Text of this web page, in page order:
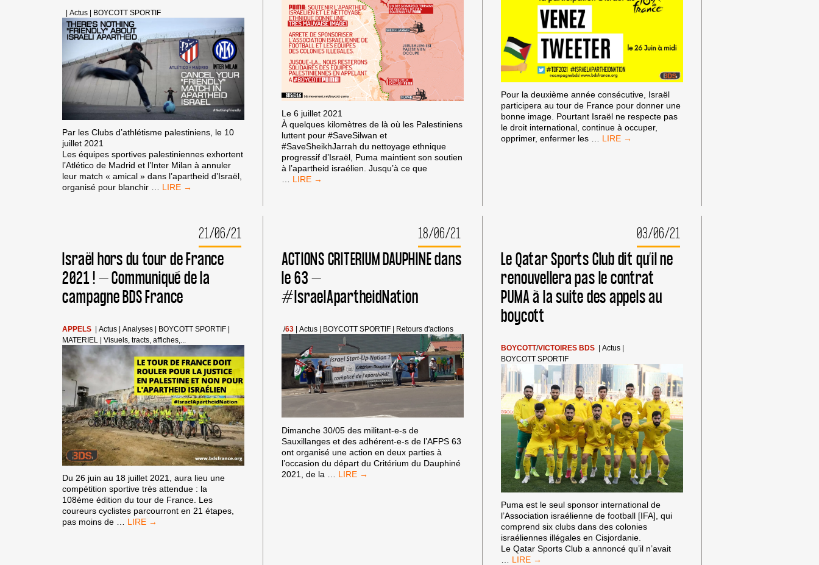
|Actus BOYCOTT SPORTIF
Par les Clubs d’athlétisme palestiniens, le 10
juillet 2021
Les équipes sportives palestiniennes exhortent
l’Atlético de Madrid et l’Inter Milan à annuler
leur match « amical » dans l’apartheid d’Israël,
organisé pour blanchir
200
L’ATLÉTICO
L’INTER :
«
ANNULEZ
LE
DANS
L’APARTHEID
D’ISRAËL »
Le 6 juillet 2021
À quelques kilomètres de là où les Palestiniens
luttent pour #SaveSilwan et
#SaveSheikhJarrah du nettoyage ethnique
progressif d’Israël, Puma maintient son soutien
à l’apartheid israélien. Jusqu’à ce que
PUMA
SILWAN
ET
SHEIKH
JARRAH
Pour la deuxième année consécutive, Israël
participera au tour de France pour donner une
bonne image. Pourtant Israël ne respecte pas
le droit international, continue à occuper,
opprimer, enfermer les
APPEL
FRANCE !
21/06/21
Israël hors du tour de France
2021 ! – Communiqué de la
campagne BDS France
APPELS |Actus |Analyses BOYCOTT SPORTIF
MATERIEL
|Visuels, tracts, affiches,...
Du 26 juin au 18 juillet 2021, aura lieu une
compétition sportive très attendue : la
108ème édition du tour de France. Les
coureurs cyclistes parcourront en 21 étapes,
pas moins de
ISRAËL
18/06/21
ACTIONS CRITERIUM DAUPHINE dans
le 63 –
#IsraelApartheidNation
/63 |Actus BOYCOTT SPORTIF Retours d'actions
Dimanche 30/05 des militant-e-s de
Sauxillanges et des adhérent-e-s de l’AFPS 63
ont organisé une action en deux parties à
l’occasion du départ du Critérium du Dauphiné
2021, de la
ACTIONS
03/06/21
Le Qatar Sports Club dit qu’il ne
renouvellera pas le contrat
PUMA à la suite des appels au
boycott
BOYCOTT/VICTOIRES BDS |Actus
BOYCOTT SPORTIF
Puma est le seul sponsor international de
l’Association israélienne de football [IFA], qui
comprend six clubs dans des colonies
israéliennes illégales en Cisjordanie.
Le Qatar Sports Club a annoncé qu’il n’avait
LE